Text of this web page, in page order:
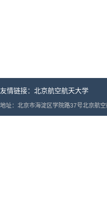
友情链接： 北京航空航天大学
地址：北京市海淀区学院路37号北京航